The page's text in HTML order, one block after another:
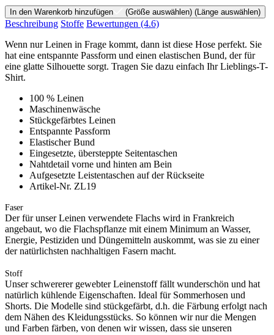
In den Warenkorb hinzufügen (Größe auswählen) (Länge auswählen)
Beschreibung Stoffe Bewertungen (4.6)
Wenn nur Leinen in Frage kommt, dann ist diese Hose perfekt. Sie
hat eine entspannte Passform und einen elastischen Bund, der für
eine glatte Silhouette sorgt. Tragen Sie dazu einfach Ihr Lieblings-T-
Shirt.
100 % Leinen
Maschinenwäsche
Stückgefärbtes Leinen
Entspannte Passform
Elastischer Bund
Eingesetzte, übersteppte Seitentaschen
Nahtdetail vorne und hinten am Bein
Aufgesetzte Leistentaschen auf der Rückseite
Artikel-Nr. ZL19
Faser
Der für unser Leinen verwendete Flachs wird in Frankreich
angebaut, wo die Flachspflanze mit einem Minimum an Wasser,
Energie, Pestiziden und Düngemitteln auskommt, was sie zu einer
der natürlichsten nachhaltigen Fasern macht.
Stoff
Unser schwererer gewebter Leinenstoff fällt wunderschön und hat
natürlich kühlende Eigenschaften. Ideal für Sommerhosen und
Shorts. Die Modelle sind stückgefärbt, d.h. die Färbung erfolgt nach
dem Nähen des Kleidungsstücks. So können wir nur die Mengen
und Farben färben, von denen wir wissen, dass sie unseren